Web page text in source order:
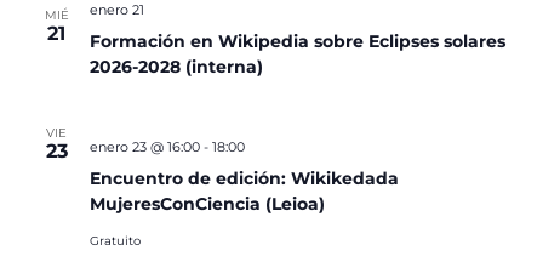
MIÉ
21
Formación en Wikipedia sobre Eclipses solares
2026-2028 (interna)
enero 21
VIE
23
Encuentro de edición: Wikikedada
MujeresConCiencia (Leioa)
enero 23 @ 16:00- 18:00
Gratuito